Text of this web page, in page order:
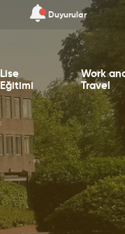
Duyurular
Lise
Eğitimi
Work
Travel